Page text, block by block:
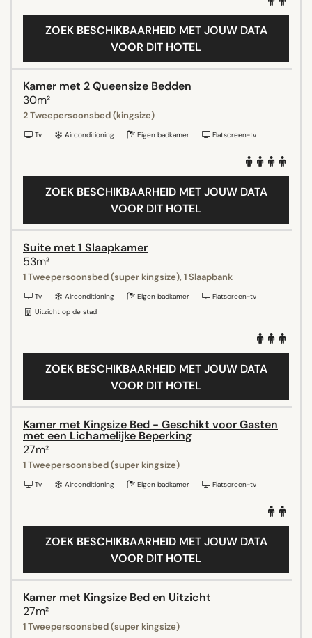
ZOEK BESCHIKBAARHEID MET JOUW DATA
VOOR DIT HOTEL
Kamer met 2 Queensize Bedden
30m²
2 Tweepersoonsbed (kingsize)
Tv Airconditioning Eigen badkamer Flatscreen-tv
ZOEK BESCHIKBAARHEID MET JOUW DATA
VOOR DIT HOTEL
Suite met 1 Slaapkamer
53m²
1 Tweepersoonsbed (super kingsize), 1 Slaapbank
Tv Airconditioning Eigen badkamer
Flatscreen-tv
Uitzicht op de stad
ZOEK BESCHIKBAARHEID MET JOUW DATA
VOOR DIT HOTEL
Kamer met Kingsize Bed - Geschikt voor Gasten
met een Lichamelijke Beperking
27m²
1 Tweepersoonsbed (super kingsize)
Tv Airconditioning Eigen badkamer Flatscreen-tv
ZOEK BESCHIKBAARHEID MET JOUW DATA
VOOR DIT HOTEL
Kamer met Kingsize Bed en Uitzicht
27m²
1 Tweepersoonsbed (super kingsize)